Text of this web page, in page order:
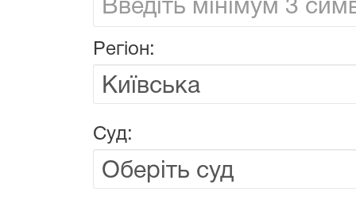
Регіон:
Суд: